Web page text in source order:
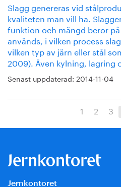
Slagg genereras vid
kvaliteten man vill ha.
funktion och mängd beror
används, i vilken process
vilken typ av järn eller stål
2009). Även kylning, lagring
Senast uppdaterad: 2014-11-04
1 2 3
Jernkontoret